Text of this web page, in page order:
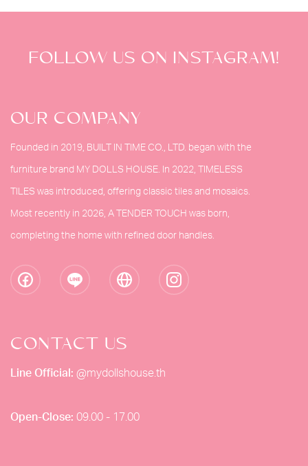
FOLLOW US ON INSTAGRAM!
OUR COMPANY
Founded in 2019, BUILT IN TIME CO., LTD. began with the
furniture brand MY DOLLS HOUSE. In 2022, TIMELESS
TILES was introduced, offering classic tiles and mosaics.
Most recently in 2026, A TENDER TOUCH was born,
completing the home with refined door handles.
CONTACT US
Line Official: @mydollshouse.th
Open-Close: 09.00 - 17.00